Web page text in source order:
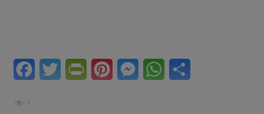
FacebookTwitter PrintFriendly
PinterestMessengerWhatsApp
1